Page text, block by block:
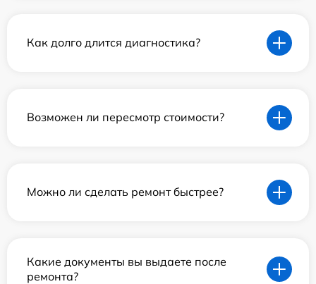
Как долго длится диагностика?
Возможен ли пересмотр стоимости?
Можно ли сделать ремонт быстрее?
Какие документы вы выдаете после
ремонта?